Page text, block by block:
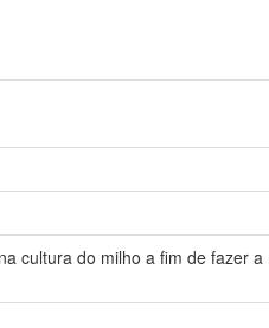
cultura do milho a fim de fazer